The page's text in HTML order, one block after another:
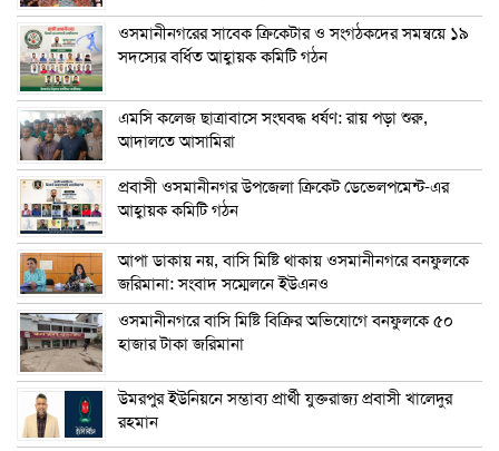
ওসমানীনগরের সাবেক ক্রিকেটার ও সংগঠকদের সমন্বয়ে ১৯
সদস্যের বর্ধিত আহ্বায়ক কমিটি গঠন
এম‌সি কলেজ ছাত্রাবাসে সংঘবদ্ধ ধর্ষণ: রায় পড়া শুরু,
আদালতে আসামিরা
প্রবাসী ওসমানীনগর উপজেলা ক্রিকেট ডেভেলপমেন্ট-এর
আহ্বায়ক কমিটি গঠন
আপা ডাকায় নয়, বাসি মিষ্টি থাকায় ওসমানীনগরে বনফুলকে
জরিমানা: সংবাদ সম্মেলনে ইউএনও
ওসমানীনগরে বাসি মিষ্টি বিক্রির অভিযোগে বনফুলকে ৫০
হাজার টাকা জরিমানা
উমরপুর ইউনিয়নে সম্ভাব্য প্রার্থী যুক্তরাজ্য প্রবাসী খালেদুর
রহমান